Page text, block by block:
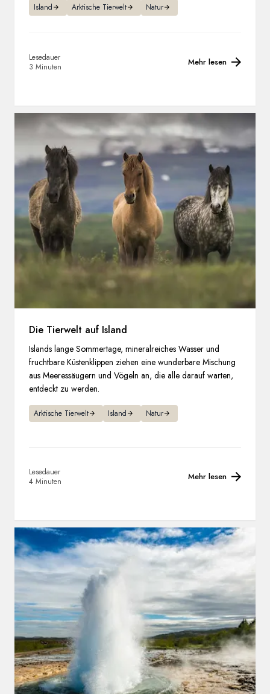
Island Arktische Tierwelt Natur
Lesedauer
3 Minuten
Mehr lesen
Die Tierwelt auf Island
Islands lange Sommertage, mineralreiches Wasser und
fruchtbare Küstenklippen ziehen eine wunderbare Mischung
aus Meeressäugern und Vögeln an, die alle darauf warten,
entdeckt zu werden.
Arktische Tierwelt Island Natur
Lesedauer
4 Minuten
Mehr lesen